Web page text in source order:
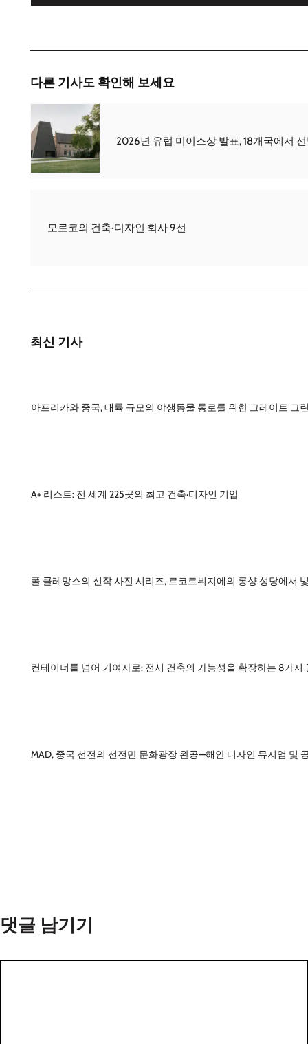
다른 기사도 확인해 보세요
2026년 유럽 미이스상 발표, 18개국에서
모로코의 건축·디자인 회사 9선
최신 기사
아프리카와 중국, 대륙 규모의 야생동물 통로를 위한 그레이트 그
A+ 리스트: 전 세계 225곳의 최고 건축·디자인 기업
폴 클레망스의 신작 사진 시리즈, 르코르뷔지에의 롱샹 성당에서
컨테이너를 넘어 기여자로: 전시 건축의 가능성을 확장하는 8가지
MAD, 중국 선전의 선전만 문화광장 완공—해안 디자인 뮤지엄 및
댓글 남기기